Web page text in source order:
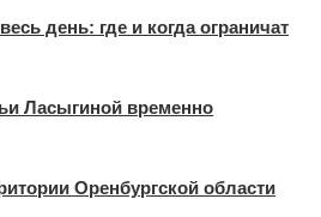
день: где и когда ограничат
Ласыгиной временно
Оренбургской области